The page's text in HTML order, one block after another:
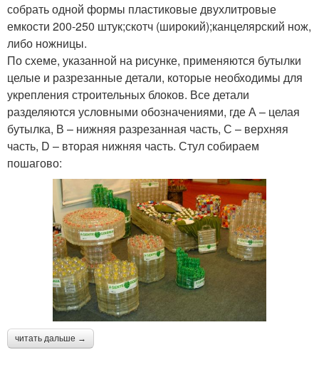
собрать одной формы пластиковые двухлитровые
емкости 200-250 штук;скотч (широкий);канцелярский нож,
либо ножницы.
По схеме, указанной на рисунке, применяются бутылки
целые и разрезанные детали, которые необходимы для
укрепления строительных блоков. Все детали
разделяются условными обозначениями, где А – целая
бутылка, В – нижняя разрезанная часть, С – верхняя
часть, D – вторая нижняя часть. Стул собираем
пошагово:
читать дальше →